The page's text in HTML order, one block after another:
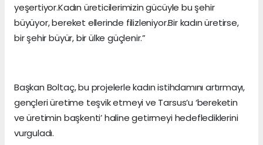
yeşertiyor.Kadın üreticilerimizin gücüyle bu şehir
büyüyor, bereket ellerinde filizleniyor.Bir kadın üretirse,
bir şehir büyür, bir ülke güçlenir.”
Başkan Boltaç, bu projelerle kadın istihdamını artırmayı,
gençleri üretime teşvik etmeyi ve Tarsus’u ‘bereketin
ve üretimin başkenti’ haline getirmeyi hedeflediklerini
vurguladı.